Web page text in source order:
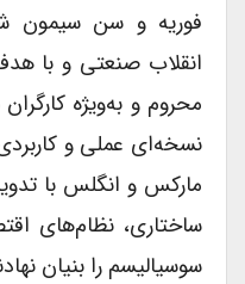
فوریه و سن سیمون
انقلاب صنعتی و با
محروم و به‌ویژه
نسخه‌ای عملی و کاربردی
مارکس و انگلس با
ساختاری، نظام‌های
سوسیالیسم را بنیان